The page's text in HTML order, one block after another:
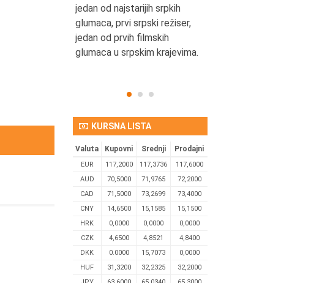
jedan od najstarijih srpkih
glumaca, prvi srpski režiser,
jedan od prvih filmskih
glumaca u srpskim krajevima.
KURSNA LISTA
Valuta Kupovni Srednji Prodajni
EUR 117,2000 117,3736
117,6000
AUD
70,5000 71,9765
72,2000
CAD
71,5000 73,2699
73,4000
CNY
14,6500 15,1585
15,1500
HRK
0,0000 0,0000
0,0000
CZK
4,6500 4,8521
4,8400
DKK
0.0000 15,7073
0,0000
HUF
31,3200 32,2325
32,2000